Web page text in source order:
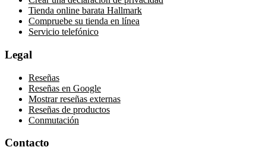
Tienda online barata Hallmark
Compruebe su tienda en línea
Servicio telefónico
Legal
Reseñas
Reseñas en Google
Mostrar reseñas externas
Reseñas de productos
Conmutación
Contacto